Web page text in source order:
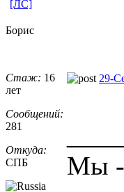
[ЛС]
Борис
Стаж: 16
лет
Сообщений:
281
Откуда:
СПБ
29-
Мы -